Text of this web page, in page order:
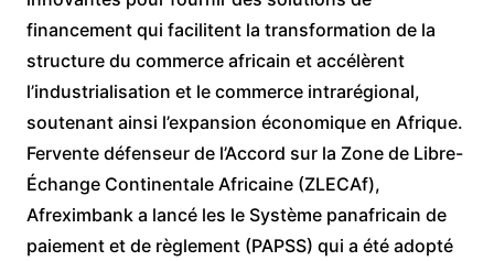
financement qui facilitent la transformation de la
structure du commerce africain et accélèrent
l’industrialisation et le commerce intrarégional,
soutenant ainsi l’expansion économique en Afrique.
Fervente défenseur de l’Accord sur la Zone de Libre-
Échange Continentale Africaine (ZLECAf),
Afreximbank a lancé les le Système panafricain de
paiement et de règlement (PAPSS) qui a été adopté